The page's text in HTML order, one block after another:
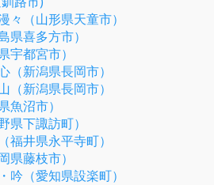
々（山形県天童市）
県喜多方市）
宇都宮市）
（新潟県長岡市）
（新潟県長岡市）
魚沼市）
県下諏訪町）
福井県永平寺町）
県藤枝市）
吟（愛知県設楽町）